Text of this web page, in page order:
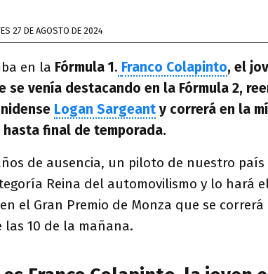
27 DE AGOSTO DE 2024
en la Fórmula 1. Franco Colapinto, el
se venía destacando en la Fórmula 2,
Logan Sargeant y correrá en la
hasta final de temporada.
de ausencia, un piloto de nuestro
Reina del automovilismo y lo hará
el Gran Premio de Monza que se correrá
las 10 de la mañana.